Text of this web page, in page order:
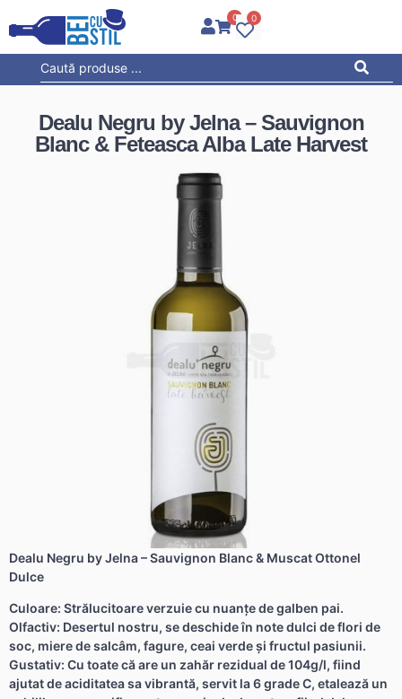
0 0
Dealu Negru by Jelna – Sauvignon
Blanc & Feteasca Alba Late Harvest
Dealu Negru by Jelna – Sauvignon Blanc & Muscat Ottonel
Dulce
Culoare: Strălucitoare verzuie cu nuanţe de galben pai.
Olfactiv: Desertul nostru, se deschide în note dulci de flori de
soc, miere de salcâm, fagure, ceai verde şi fructul pasiunii.
Gustativ: Cu toate că are un zahăr rezidual de 104g/l, fiind
ajutat de aciditatea sa vibrantă, servit la 6 grade C, etalează un